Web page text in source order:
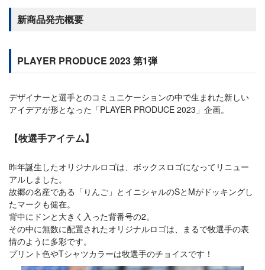
新商品発売概要
PLAYER PRODUCE 2023 第1弾
デザイナーと選手とのコミュニケーションの中で生まれた新しい
アイデアが形となった「PLAYER PRODUCE 2023」企画。
【牧選手アイテム】
昨年誕生したオリジナルロゴは、ボックスロゴになってリニュー
アルしました。
故郷の名産である「りんご」とイニシャルのSとMがドッキングし
たマークも健在。
背中にドンと大きく入った背番号の2。
その中に無数に配置されたオリジナルロゴは、まるで牧選手の表
情のように多彩です。
プリント色やTシャツカラーは牧選手のチョイスです！